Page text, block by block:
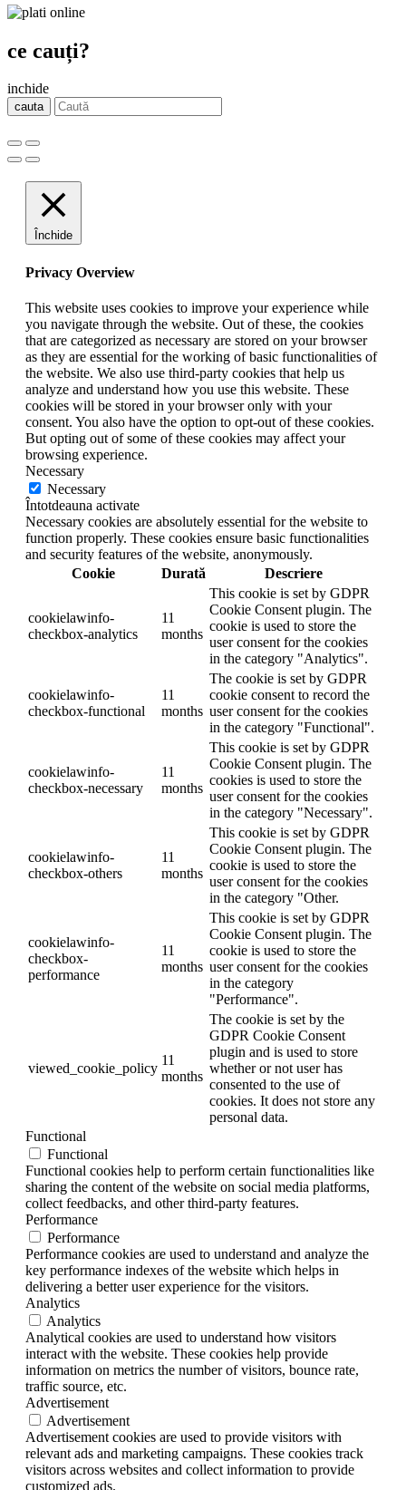
ce cauți?
inchide
cauta
Închide
Privacy Overview
This website uses cookies to improve your experience while
you navigate through the website. Out of these, the cookies
that are categorized as necessary are stored on your browser
as they are essential for the working of basic functionalities of
the website. We also use third-party cookies that help us
analyze and understand how you use this website. These
cookies will be stored in your browser only with your
consent. You also have the option to opt-out of these cookies.
But opting out of some of these cookies may affect your
browsing experience.
Necessary
Necessary
Întotdeauna activate
Necessary cookies are absolutely essential for the website to
function properly. These cookies ensure basic functionalities
and security features of the website, anonymously.
Cookie
Durată Descriere
cookielawinfo-
checkbox-analytics
11
months
This cookie is set by GDPR
Cookie Consent plugin. The
cookie is used to store the
user consent for the cookies
in the category "Analytics".
cookielawinfo-
checkbox-functional
11
months
The cookie is set by GDPR
cookie consent to record the
user consent for the cookies
in the category "Functional".
cookielawinfo-
checkbox-necessary
11
months
This cookie is set by GDPR
Cookie Consent plugin. The
cookies is used to store the
user consent for the cookies
in the category "Necessary".
cookielawinfo-
checkbox-others
11
months
This cookie is set by GDPR
Cookie Consent plugin. The
cookie is used to store the
user consent for the cookies
in the category "Other.
cookielawinfo-
checkbox-
performance
11
months
This cookie is set by GDPR
Cookie Consent plugin. The
cookie is used to store the
user consent for the cookies
in the category
"Performance".
viewed_cookie_policy
11
months
The cookie is set by the
GDPR Cookie Consent
plugin and is used to store
whether or not user has
consented to the use of
cookies. It does not store any
personal data.
Functional
Functional
Functional cookies help to perform certain functionalities like
sharing the content of the website on social media platforms,
collect feedbacks, and other third-party features.
Performance
Performance
Performance cookies are used to understand and analyze the
key performance indexes of the website which helps in
delivering a better user experience for the visitors.
Analytics
Analytics
Analytical cookies are used to understand how visitors
interact with the website. These cookies help provide
information on metrics the number of visitors, bounce rate,
traffic source, etc.
Advertisement
Advertisement
Advertisement cookies are used to provide visitors with
relevant ads and marketing campaigns. These cookies track
visitors across websites and collect information to provide
customized ads.